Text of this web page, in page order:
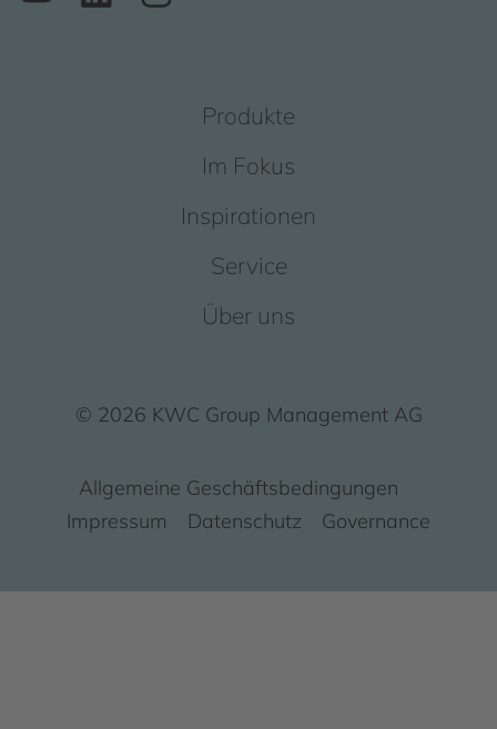
Produkte
Im Fokus
Inspirationen
Service
Über uns
© 2026 KWC Group Management AG
Allgemeine Geschäftsbedingungen
Impressum
Datenschutz Governance